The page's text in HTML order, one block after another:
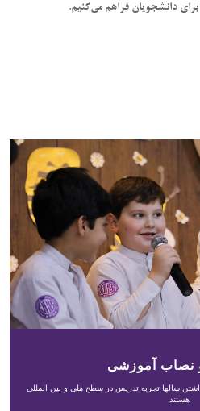
دانشجویان فراهم می‌کنیم.
نصاب آموزشی
سالها تجربه تدریس در سطح ملی و بین المللی
هستند.